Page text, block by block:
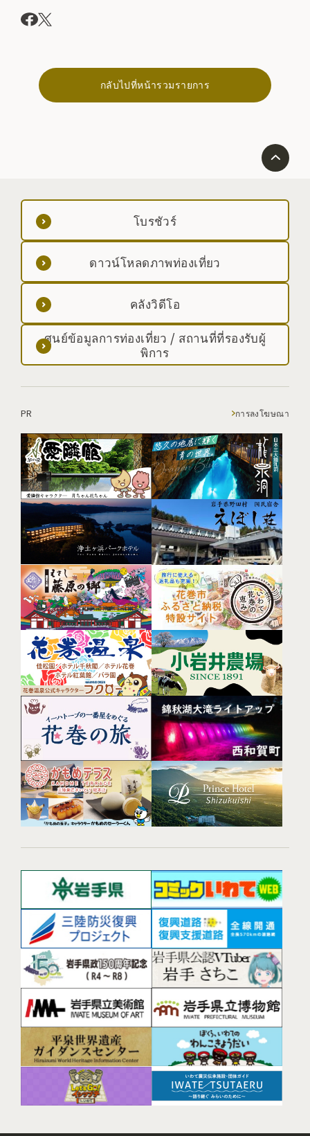
กลับไปที่หน้ารวมรายการ
โบรชัวร์
ดาวน์โหลดภาพท่องเที่ยว
คลังวิดีโอ
ศูนย์ข้อมูลการท่องเที่ยว / สถานที่ที่รองรับผู้
พิการ
PR การลงโฆษณา